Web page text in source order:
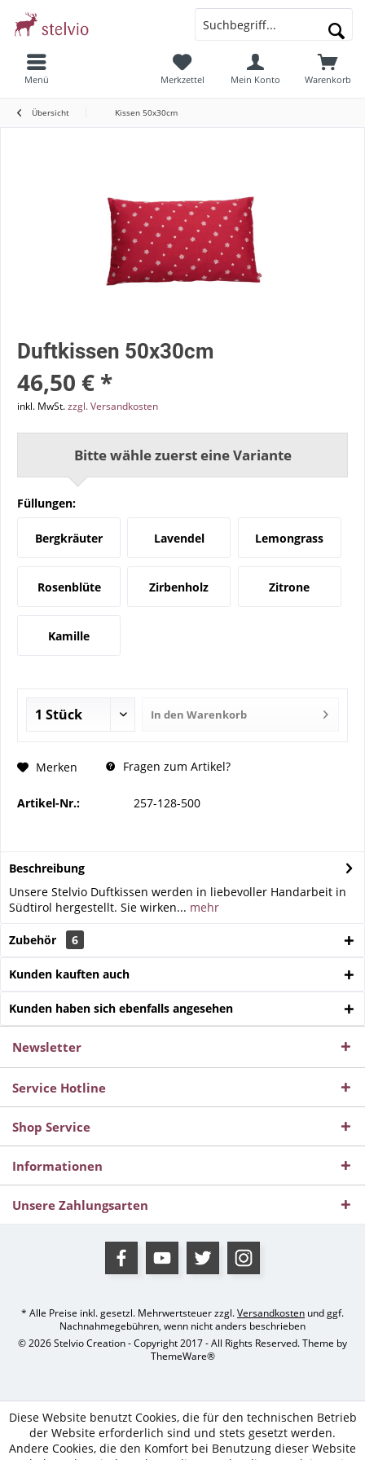
Menü Warenkorb
Merkzettel Mein Konto
Übersicht Kissen 50x30cm
Duftkissen 50x30cm
46,50 € *
inkl. MwSt.zzgl. Versandkosten
Bitte wähle zuerst eine Variante
Füllungen:
Bergkräuter Lavendel Lemongrass
Rosenblüte Zirbenholz Zitrone
Kamille
In den Warenkorb
Merken Fragen zum Artikel?
Artikel-Nr.: 257-128-500
Beschreibung
Unsere Stelvio Duftkissen werden in liebevoller Handarbeit in
Südtirol hergestellt. Sie wirken... mehr
Zubehör 6
Kunden kauften auch
Kunden haben sich ebenfalls angesehen
Newsletter
Service Hotline
Shop Service
Informationen
Unsere Zahlungsarten
* Alle Preise inkl. gesetzl. Mehrwertsteuer zzgl.Versandkosten und ggf.
Nachnahmegebühren, wenn nicht anders beschrieben
© 2026 Stelvio Creation - Copyright 2017 - All Rights Reserved. Theme by
ThemeWare®
Diese Website benutzt Cookies, die für den technischen Betrieb
der Website erforderlich sind und stets gesetzt werden.
Andere Cookies, die den Komfort bei Benutzung dieser Website